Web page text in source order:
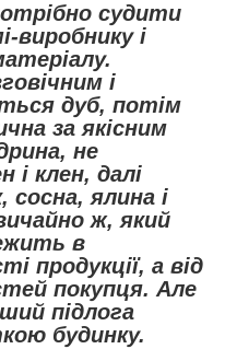
судити
виробнику і
і
дуб, потім
за якісним
не
і клен, далі
ялина і
ж, який
в
продукції, а від
покупця. Але
підлога
будинку.